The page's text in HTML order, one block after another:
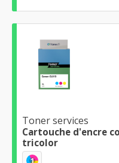
Toner services
Cartouche d'encre
tricolor